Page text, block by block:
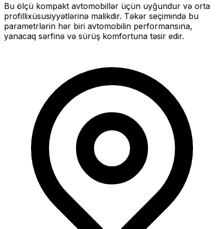
Bu ölçü kompakt avtomobillər üçün uyğundur və orta
profillixüsusiyyətlərinə malikdir. Təkər seçimində bu
parametrlərin hər biri avtomobilin performansına,
yanacaq sərfinə və sürüş komfortuna təsir edir.